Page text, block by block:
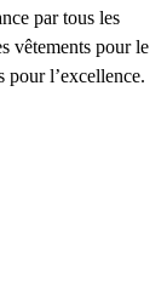
par tous les
vêtements pour le
pour l’excellence.